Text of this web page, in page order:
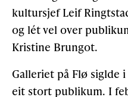
Gløymt passord
kultursjef Leif
og lét vel over
Kristine Brungot.
Galleriet på Flø siglde
eit stort publikum. I